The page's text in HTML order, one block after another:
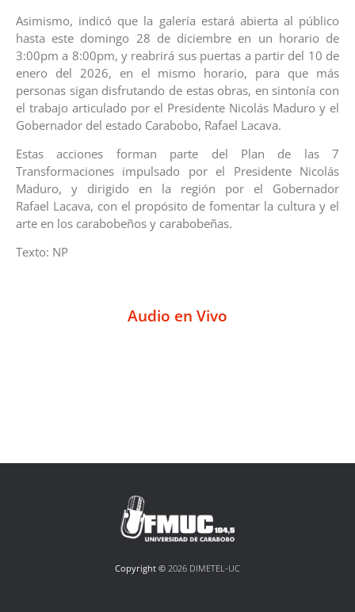
Asimismo, indicó que la galería estará abierta al público
hasta este domingo 28 de diciembre en un horario de
3:00pm a 8:00pm, y reabrirá sus puertas a partir del 10 de
enero del 2026, en el mismo horario, para que más
personas sigan disfrutando de estas obras, en sintonía con
el trabajo articulado por el Presidente Nicolás Maduro y el
Gobernador del estado Carabobo, Rafael Lacava.
Estas acciones forman parte del Plan de las 7
Transformaciones impulsado por el Presidente Nicolás
Maduro, y dirigido en la región por el Gobernador
Rafael Lacava, con el propósito de fomentar la cultura y el
arte en los carabobeños y carabobeñas.
Texto: NP
Audio en Vivo
Copyright © 2026 DIMETEL-UC